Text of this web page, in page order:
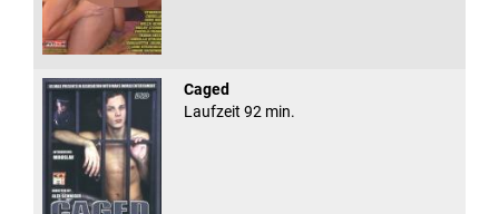
Caged
Laufzeit 92 min.